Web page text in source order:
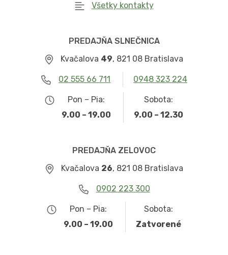
Všetky kontakty
PREDAJŇA SLNEČNICA
Kvačalova 49, 821 08 Bratislava
02 555 66 711 0948 323 224
Pon – Pia:
9.00 – 19.00
Sobota:
9.00 – 12.30
PREDAJŇA ZELOVOC
Kvačalova 26, 821 08 Bratislava
0902 223 300
Pon – Pia:
9.00 – 19.00
Sobota:
Zatvorené